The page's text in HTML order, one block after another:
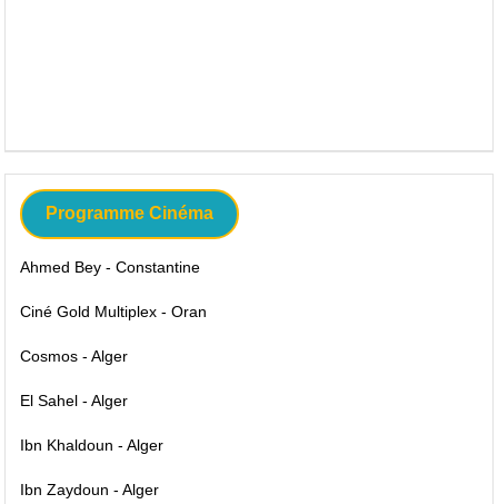
Programme Cinéma
Ahmed Bey - Constantine
Ciné Gold Multiplex - Oran
Cosmos - Alger
El Sahel - Alger
Ibn Khaldoun - Alger
Ibn Zaydoun - Alger